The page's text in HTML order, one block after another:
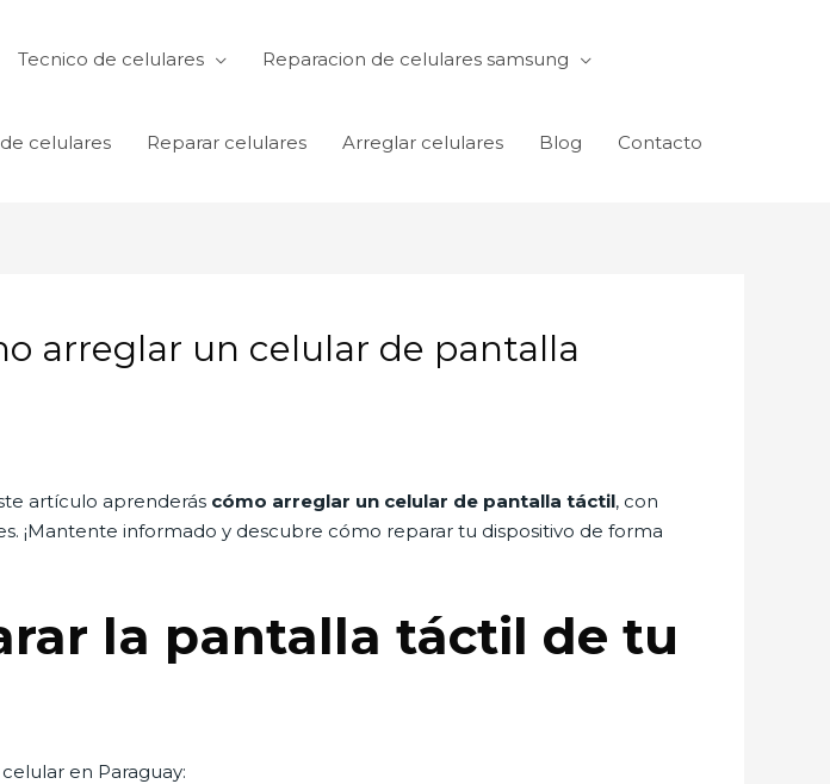
Tecnico de celulares Reparacion de celulares samsung
celulares Reparar celulares Arreglar celulares Blog Contacto
arreglar un celular de pantalla
artículo aprenderás cómo arreglar un celular de pantalla táctil, con
¡Mantente informado y descubre cómo reparar tu dispositivo de forma
la pantalla táctil de tu
en Paraguay: